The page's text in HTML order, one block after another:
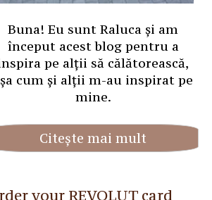
Buna! Eu sunt Raluca și am
început acest blog pentru a
pe alții să călătorească,
cum și alții m-au inspirat pe
mine.
Citește mai mult
your REVOLUT card